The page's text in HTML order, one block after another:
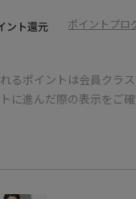
ント還元 ポイントプロ
るポイントは会員クラ
に進んだ際の表示をご